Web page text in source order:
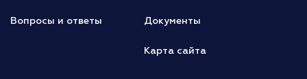
Вопросы и ответы Документы
Карта сайта